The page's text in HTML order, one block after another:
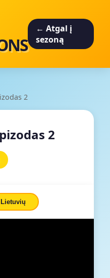
← Atgal į
sezoną
2
2
Lietuvių